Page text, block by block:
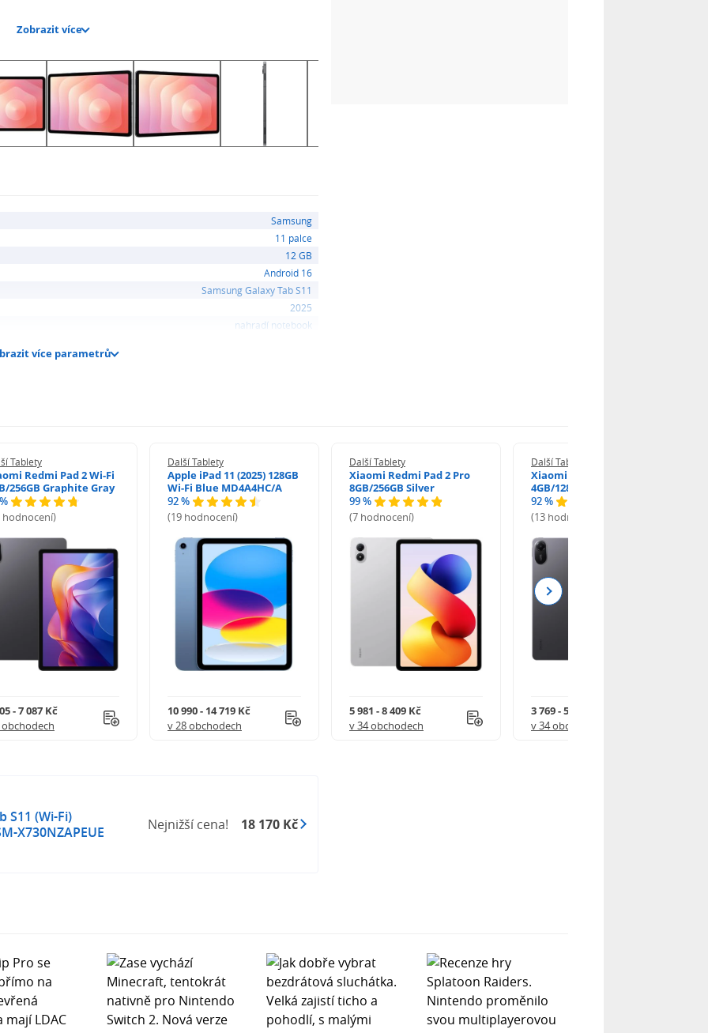
Zobrazit více
Samsung
11 palce
12 GB
Android 16
Samsung Galaxy Tab S11
2025
nahradí notebook
více parametrů
Tablety
Redmi Pad 2 Wi-Fi
256GB Graphite Gray
hodnocení)
- 7 087 Kč
obchodech
Další Tablety
Apple iPad 11 (2025) 128GB
Wi-Fi Blue MD4A4HC/A
92 %
(19 hodnocení)
10 990 - 14 719 Kč
v 28 obchodech
Další Tablety
Xiaomi Redmi Pad 2 Pro
8GB/256GB Silver
99 %
(7 hodnocení)
5 981 - 8 409 Kč
v 34 obchodech
Další Tablety
Xiaomi Redmi Pad 2 Wi-Fi
4GB/128GB Graphite Gray
92 %
(13 hodnocení)
3 769 - 5 218 Kč
v 34 obchodech
Next
S11 (Wi-Fi)
X730NZAPEUE
Nejnižší cena! 18 170 Kč